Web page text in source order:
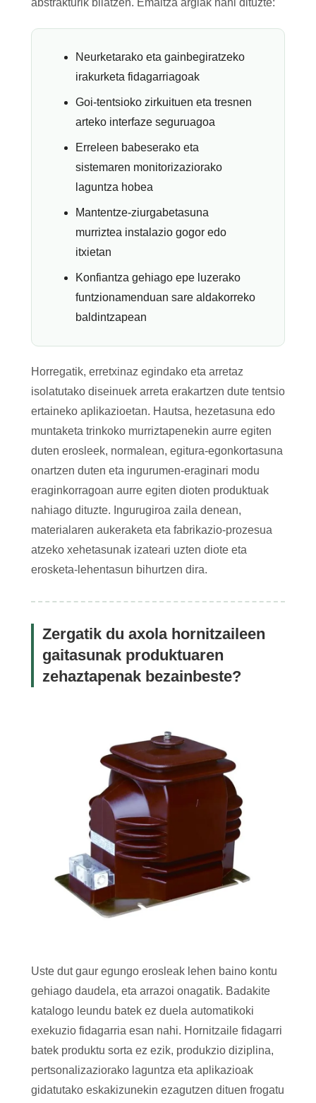
abstrakturik bilatzen. Emaitza argiak nahi dituzte:
Neurketarako eta gainbegiratzeko
irakurketa fidagarriagoak
Goi-tentsioko zirkuituen eta tresnen
arteko interfaze seguruagoa
Erreleen babeserako eta
sistemaren monitorizaziorako
laguntza hobea
Mantentze-ziurgabetasuna
murriztea instalazio gogor edo
itxietan
Konfiantza gehiago epe luzerako
funtzionamenduan sare aldakorreko
baldintzapean
Horregatik, erretxinaz egindako eta arretaz
isolatutako diseinuek arreta erakartzen dute tentsio
ertaineko aplikazioetan. Hautsa, hezetasuna edo
muntaketa trinkoko murriztapenekin aurre egiten
duten erosleek, normalean, egitura-egonkortasuna
onartzen duten eta ingurumen-eraginari modu
eraginkorragoan aurre egiten dioten produktuak
nahiago dituzte. Ingurugiroa zaila denean,
materialaren aukeraketa eta fabrikazio-prozesua
atzeko xehetasunak izateari uzten diote eta
erosketa-lehentasun bihurtzen dira.
Zergatik du axola hornitzaileen
gaitasunak produktuaren
zehaztapenak bezainbeste?
Uste dut gaur egungo erosleak lehen baino kontu
gehiago daudela, eta arrazoi onagatik. Badakite
katalogo leundu batek ez duela automatikoki
exekuzio fidagarria esan nahi. Hornitzaile fidagarri
batek produktu sorta ez ezik, produkzio diziplina,
pertsonalizaziorako laguntza eta aplikazioak
gidatutako eskakizunekin ezagutzen dituen frogatu